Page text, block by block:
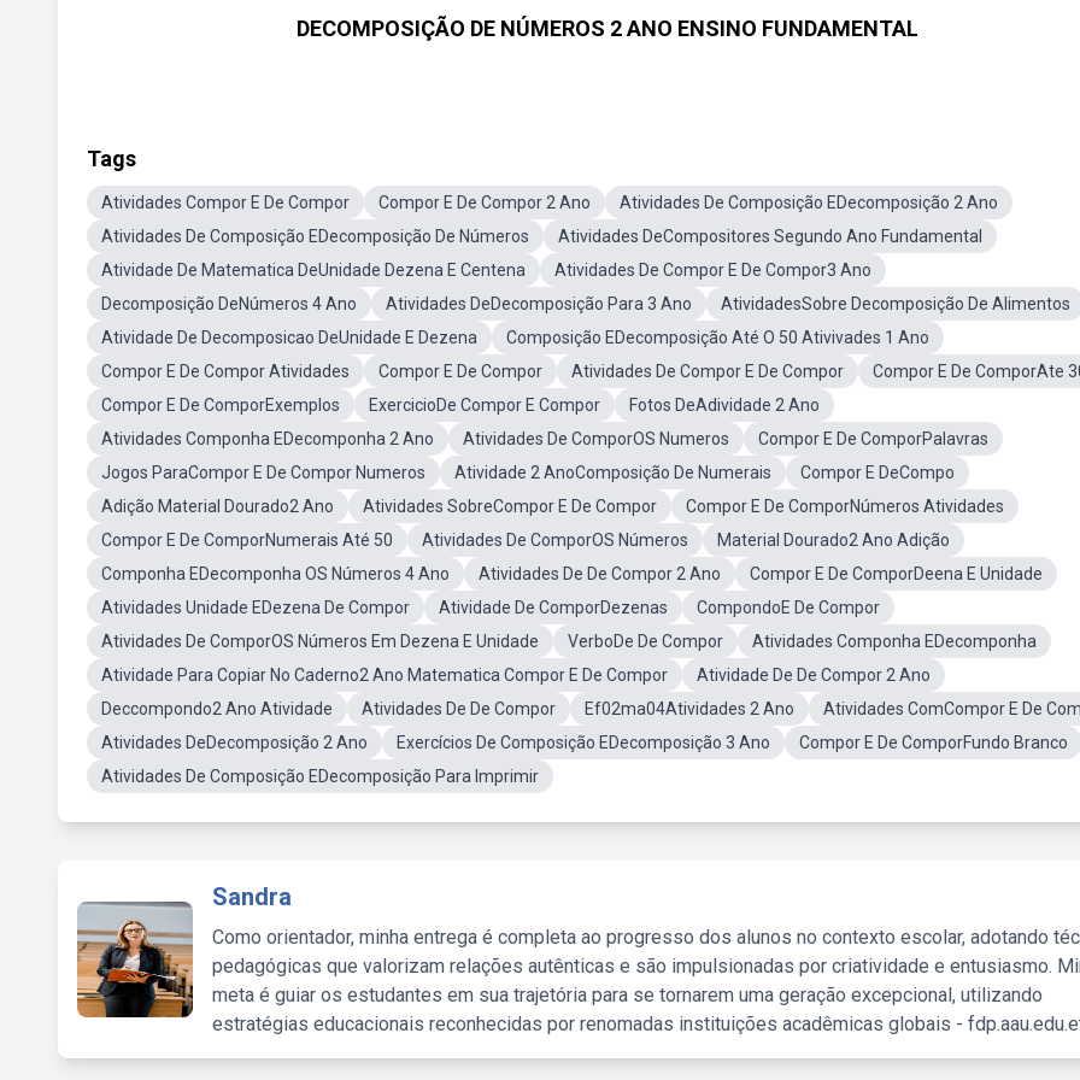
DECOMPOSIÇÃO DE NÚMEROS 2 ANO ENSINO FUNDAMENTAL
Tags
Atividades Compor E De Compor Compor E De Compor 2 Ano
Atividades De Composição EDecomposição 2 Ano
Atividades De Composição EDecomposição De Números
Atividades DeCompositores Segundo Ano Fundamental
Atividade De Matematica DeUnidade Dezena E Centena
Atividades De Compor E De Compor3 Ano
Decomposição DeNúmeros 4 Ano
Atividades DeDecomposição Para 3 Ano
AtividadesSobre Decomposição De Alimentos
Atividade De Decomposicao DeUnidade E Dezena
Composição EDecomposição Até O 50 Ativivades 1 Ano
Compor E De Compor Atividades
Compor E De Compor Atividades De Compor E De Compor
Compor E De ComporAte
Compor E De ComporExemplos
ExercicioDe Compor E Compor
Fotos DeAdividade 2 Ano
Atividades Componha EDecomponha 2 Ano
Atividades De ComporOS Numeros
Compor E De ComporPalavras
Jogos ParaCompor E De Compor Numeros
Atividade 2 AnoComposição De Numerais
Compor E DeCompo
Adição Material Dourado2 Ano
Atividades SobreCompor E De Compor
Compor E De ComporNúmeros Atividades
Compor E De ComporNumerais Até 50
Atividades De ComporOS Números
Material Dourado2 Ano Adição
Componha EDecomponha OS Números 4 Ano
Atividades De De Compor 2 Ano
Compor E De ComporDeena E Unidade
Atividades Unidade EDezena De Compor
Atividade De ComporDezenas
CompondoE De Compor
Atividades De ComporOS Números Em Dezena E Unidade
VerboDe De Compor
Atividades Componha EDecomponha
Atividade Para Copiar No Caderno2 Ano Matematica Compor E De Compor
Atividade De De Compor 2 Ano
Deccompondo2 Ano Atividade
Atividades De De Compor Ef02ma04Atividades 2 Ano
Atividades ComCompor E De
Atividades DeDecomposição 2 Ano
Exercícios De Composição EDecomposição 3 Ano
Compor E De ComporFundo Branco
Atividades De Composição EDecomposição Para Imprimir
Sandra
Como orientador, minha entrega é completa ao progresso dos alunos no contexto escolar, adotando
pedagógicas que valorizam relações autênticas e são impulsionadas por criatividade e entusiasmo.
meta é guiar os estudantes em sua trajetória para se tornarem uma geração excepcional, utilizando
estratégias educacionais reconhecidas por renomadas instituições acadêmicas globais -